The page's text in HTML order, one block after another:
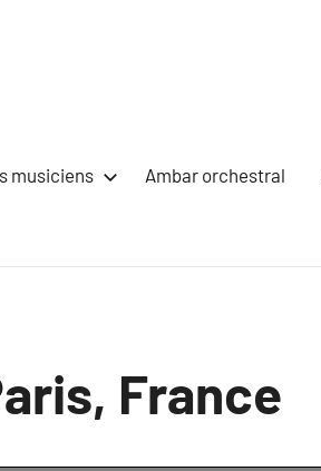
musiciens Ambar orchestral
France